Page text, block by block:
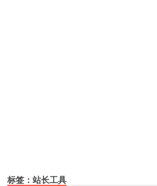
标签：站长工具